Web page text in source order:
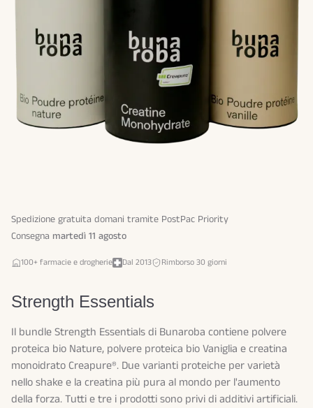
Spedizione gratuita domani tramite PostPac Priority
Consegna martedì 11 agosto
100+ farmacie e drogherie Dal 2013 Rimborso 30 giorni
Strength Essentials
Il bundle Strength Essentials di Bunaroba contiene polvere
proteica bio Nature, polvere proteica bio Vaniglia e creatina
monoidrato Creapure®. Due varianti proteiche per varietà
nello shake e la creatina più pura al mondo per l'aumento
della forza. Tutti e tre i prodotti sono privi di additivi artificiali.